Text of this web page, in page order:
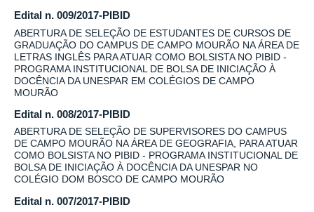
Edital n. 009/2017-PIBID
ABERTURA DE SELEÇÃO DE ESTUDANTES DE CURSOS DE
GRADUAÇÃO DO CAMPUS DE CAMPO MOURÃO NA ÁREA DE
LETRAS INGLÊS PARA ATUAR COMO BOLSISTA NO PIBID -
PROGRAMA INSTITUCIONAL DE BOLSA DE INICIAÇÃO À
DOCÊNCIA DA UNESPAR EM COLÉGIOS DE CAMPO
MOURÃO
Edital n. 008/2017-PIBID
ABERTURA DE SELEÇÃO DE SUPERVISORES DO CAMPUS
DE CAMPO MOURÃO NA ÁREA DE GEOGRAFIA, PARA ATUAR
COMO BOLSISTA NO PIBID - PROGRAMA INSTITUCIONAL DE
BOLSA DE INICIAÇÃO À DOCÊNCIA DA UNESPAR NO
COLÉGIO DOM BOSCO DE CAMPO MOURÃO
Edital n. 007/2017-PIBID